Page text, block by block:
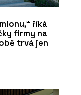
říká
firmy na
trvá jen